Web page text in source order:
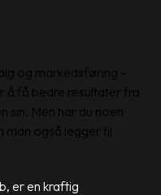
og markedsføring –
å få bedre resultater fra
sin. Men har du noen
man også legger til
er en kraftig